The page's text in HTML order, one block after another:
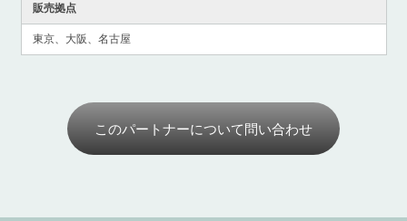
販売拠点
東京、大阪、名古屋
このパートナーについて問い合わせ